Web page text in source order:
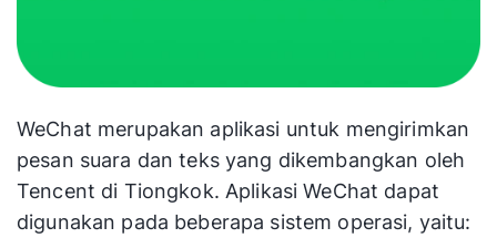
WeChat merupakan aplikasi untuk mengirimkan
pesan suara dan teks yang dikembangkan oleh
Tencent di Tiongkok. Aplikasi WeChat dapat
digunakan pada beberapa sistem operasi, yaitu: